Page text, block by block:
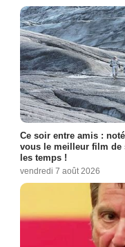
Ce soir entre amis :
vous le meilleur film de
les temps !
vendredi 7 août 2026